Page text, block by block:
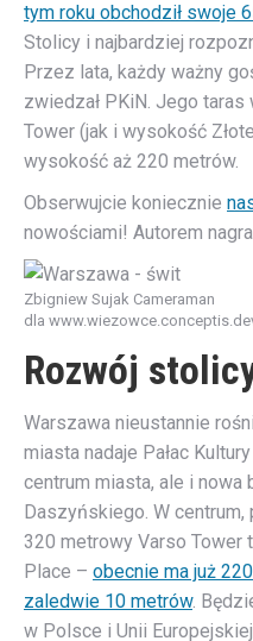
tym roku obchodził swoje
Stolicy i najbardziej
Przez lata, każdy ważny
zwiedzał PKiN. Jego
Tower (jak i wysokość
wysokość aż 220 metrów.
Obserwujcie koniecznie
nowościami! Autorem
Zbigniew Sujak Cameraman
dla
Rozwój
Warszawa nieustannie
miasta nadaje Pałac
centrum miasta, ale i
Daszyńskiego. W
320 metrowy Varso Tower
Place – obecnie ma już
zaledwie 10 metrów.
w Polsce i Unii